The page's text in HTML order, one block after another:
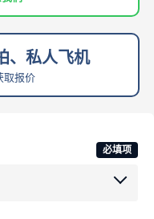
、私人飞机
取报价
必填项